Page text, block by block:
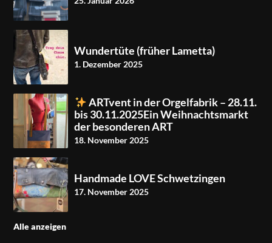
Wundertüte (früher Lametta)
1. Dezember 2025
ARTvent in der Orgelfabrik – 28.11.
bis 30.11.2025Ein Weihnachtsmarkt
der besonderen ART
18. November 2025
Handmade LOVE Schwetzingen
17. November 2025
Alle anzeigen